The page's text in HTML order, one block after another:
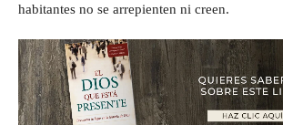
habitantes no se arrepienten ni creen.